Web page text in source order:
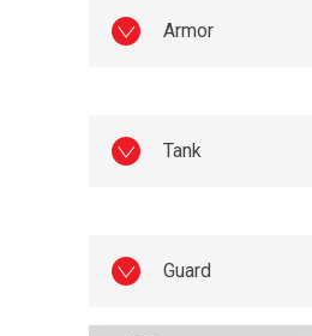
Armor
Tank
Guard